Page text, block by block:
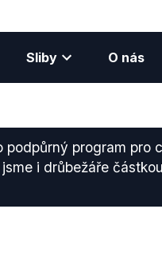
Sliby O nás
program pro
i drůbežáře